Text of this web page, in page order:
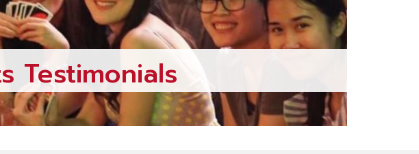
Testimonials